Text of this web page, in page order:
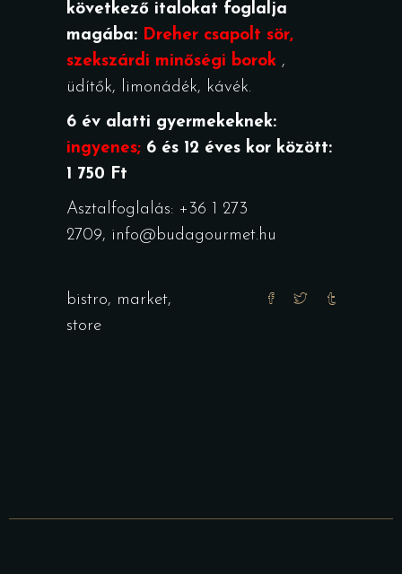
következő italokat foglalja
magába: Dreher csapolt sör,
szekszárdi minőségi borok ,
üdítők, limonádék, kávék.
6 év alatti gyermekeknek:
ingyenes; 6 és 12 éves kor között:
1 750 Ft
Asztalfoglalás: +36 1 273
2709, info@budagourmet.hu
bistro, market,
store